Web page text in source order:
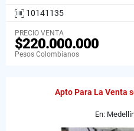
10141135
PRECIO VENTA
$220.000.000
Pesos Colombianos
Apto Para La Venta
En: